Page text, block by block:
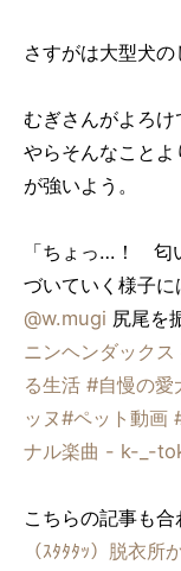
さすがは大型犬の
むぎさんがよろけ
やらそんなこと
が強いよう。
「ちょっ…！ 匂
づいていく様子に
@w.mugi 尻尾を
ニンヘンダックス
る生活 #自慢の愛
ッヌ#ペット動画
ナル楽曲 - k-_-
こちらの記事も合
（ｽﾀﾀﾀｯ）脱衣